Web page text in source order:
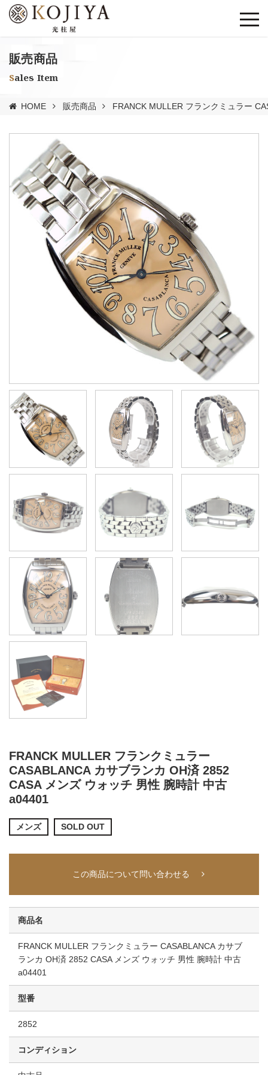
販売商品
Sales Item
HOME 販売商品 FRANCK MULLER フランクミュラー
FRANCK MULLER フランクミュラー
CASABLANCA カサブランカ OH済 2852
CASA メンズ ウォッチ 男性 腕時計 中古
a04401
メンズ SOLD OUT
この商品について問い合わせる
商品名
FRANCK MULLER フランクミュラー CASABLANCA カサブ
ランカ OH済 2852 CASA メンズ ウォッチ 男性 腕時計 中古
a04401
型番
2852
コンディション